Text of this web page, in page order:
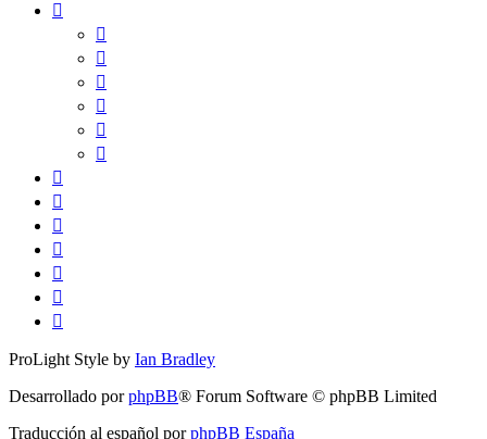
ProLight Style by Ian Bradley
Desarrollado porphpBB® Forum Software © phpBB Limited
Traducción al español porphpBB España